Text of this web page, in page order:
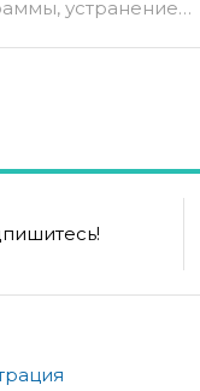
устранение…